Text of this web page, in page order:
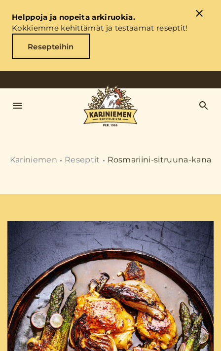
Helppoja ja nopeita arkiruokia.
Kokkiemme kehittämät ja testaamat reseptit!
Resepteihin
Kariniemen Reseptit Rosmariini-sitruuna-kana